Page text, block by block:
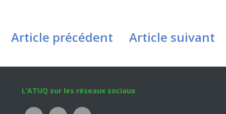
Article précédent Article suivant
Footer
L’ATUQ sur les réseaux sociaux